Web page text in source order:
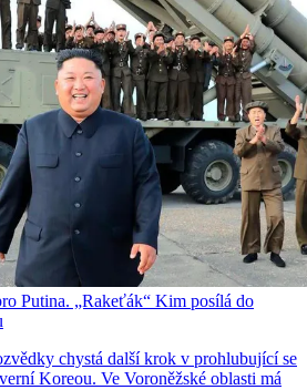
Putina. „Rakeťák“ Kim posílá do
chystá další krok v prohlubující se
Koreou. Ve Voroněžské oblasti má